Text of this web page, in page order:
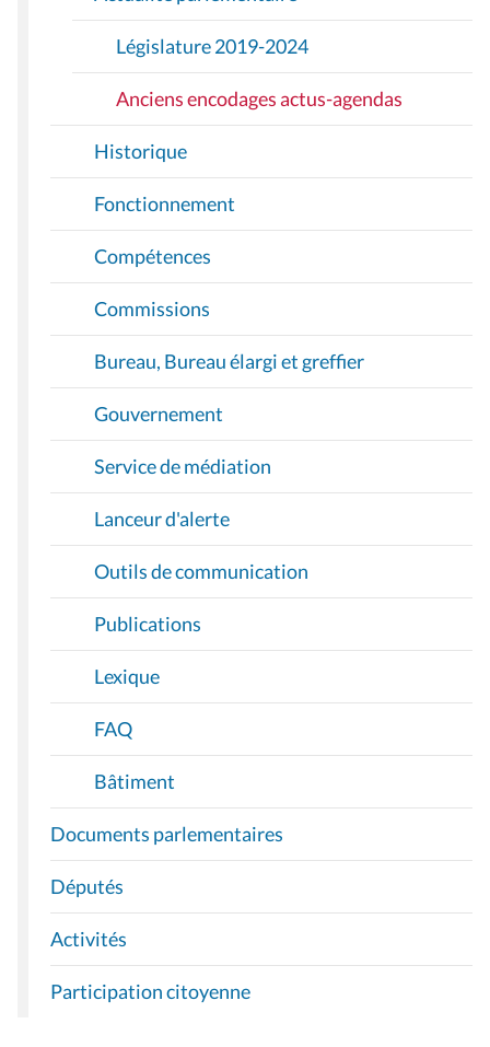
Législature 2019-2024
Anciens encodages actus-agendas
Historique
Fonctionnement
Compétences
Commissions
Bureau, Bureau élargi et greffier
Gouvernement
Service de médiation
Lanceur d'alerte
Outils de communication
Publications
Lexique
FAQ
Bâtiment
Documents parlementaires
Députés
Activités
Participation citoyenne